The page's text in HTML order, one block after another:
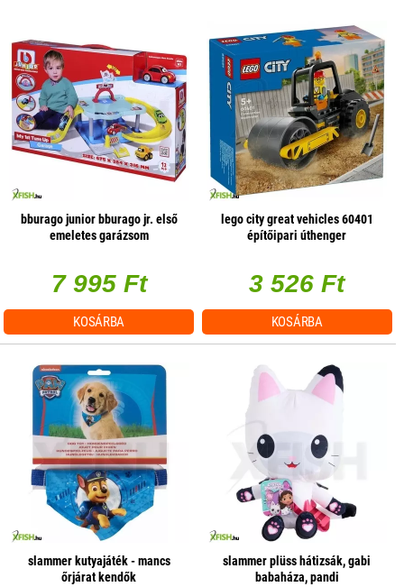
bburago junior bburago jr. első
emeletes garázsom
7 995 Ft
KOSÁRBA
lego city great vehicles 60401
építőipari úthenger
3 526 Ft
KOSÁRBA
slammer kutyajáték - mancs
őrjárat kendők
slammer plüss hátizsák, gabi
babaháza, pandi